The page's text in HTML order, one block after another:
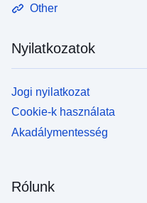
Other
Nyilatkozatok
Jogi nyilatkozat
Cookie-k használata
Akadálymentesség
Rólunk